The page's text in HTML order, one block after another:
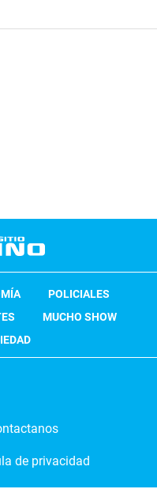
POLICIALES
MUCHO SHOW
de privacidad